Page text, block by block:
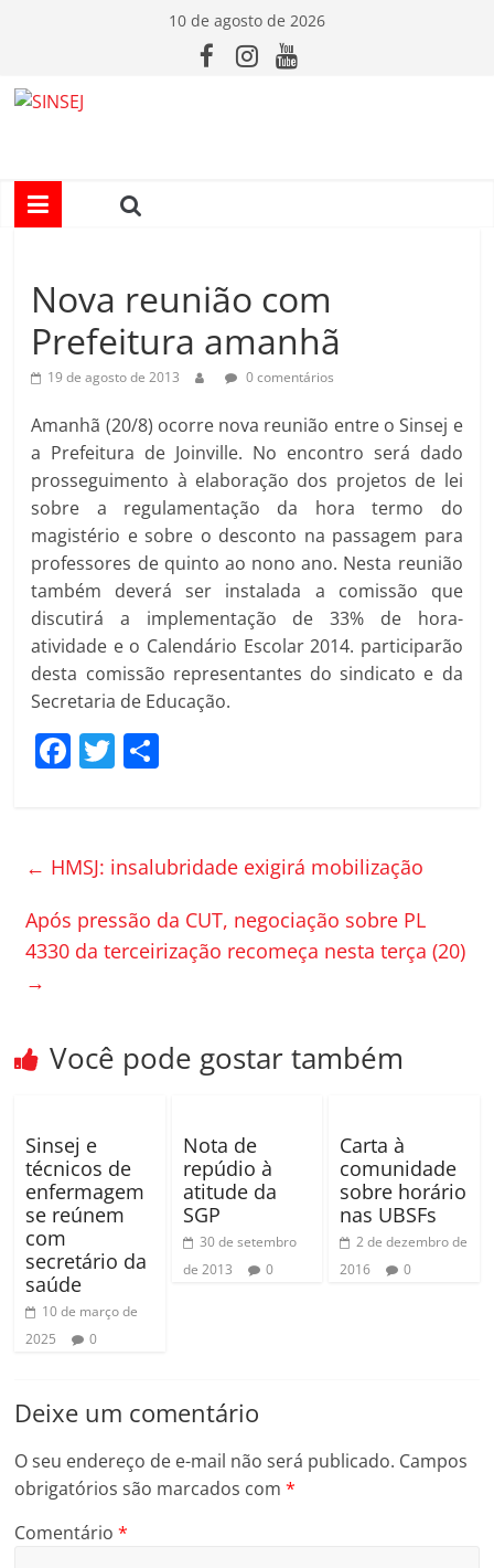
conteúdo
10 de agosto de 2026
I
S
E
Nova reunião com
Prefeitura amanhã
19 de agosto de 2013 0 comentários
Amanhã (20/8) ocorre nova reunião entre o Sinsej e
a Prefeitura de Joinville. No encontro será dado
prosseguimento à elaboração dos projetos de lei
sobre a regulamentação da hora termo do
magistério e sobre o desconto na passagem para
professores de quinto ao nono ano. Nesta reunião
também deverá ser instalada a comissão que
discutirá a implementação de 33% de hora-
atividade e o Calendário Escolar 2014. participarão
desta comissão representantes do sindicato e da
Secretaria de Educação.
F
e
b
o
o
T
er p
til
h
← HMSJ: insalubridade exigirá mobilização
Após pressão da CUT, negociação sobre PL
4330 da terceirização recomeça nesta terça (20)
→
Você pode gostar também
Sinsej e
técnicos de
enfermagem
se reúnem
com
secretário da
saúde
10 de março de
2025
0
Nota de
repúdio à
atitude da
SGP
30 de setembro
de 2013
0
Carta à
comunidade
sobre horário
nas UBSFs
2 de dezembro de
2016
0
Deixe um comentário
O seu endereço de e-mail não será publicado. Campos
obrigatórios são marcados com*
Comentário*